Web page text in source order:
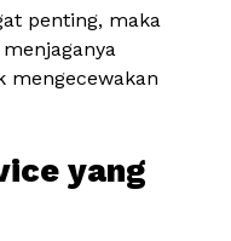
penting, maka
mengecewakan
yang